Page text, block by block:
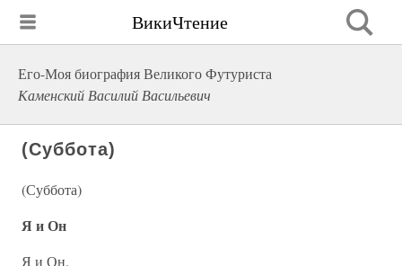
ВикиЧтение
Его-Моя биография Великого Футуриста
Каменский Василий Васильевич
(Суббота)
(Суббота)
Я и Он
Я и Он.